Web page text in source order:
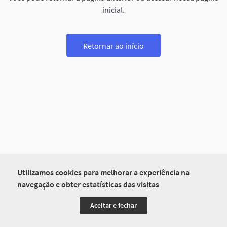
Utilizamos cookies para melhorar a experiência na
navegação e obter estatísticas das visitas
Aceitar e fechar
inicial.
Retornar ao início